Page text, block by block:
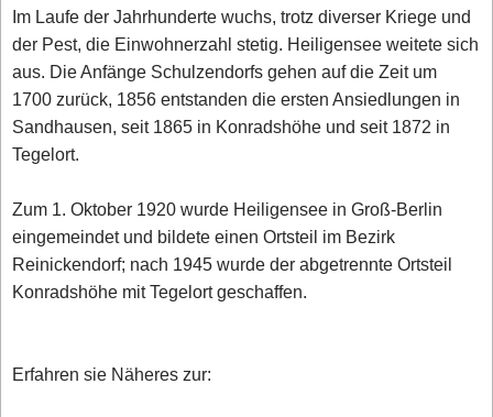
Im Laufe der Jahrhunderte wuchs, trotz diverser Kriege und
der Pest, die Einwohnerzahl stetig. Heiligensee weitete sich
aus. Die Anfänge Schulzendorfs gehen auf die Zeit um
1700 zurück, 1856 entstanden die ersten Ansiedlungen in
Sandhausen, seit 1865 in Konradshöhe und seit 1872 in
Tegelort.
Zum 1. Oktober 1920 wurde Heiligensee in Groß-Berlin
eingemeindet und bildete einen Ortsteil im Bezirk
Reinickendorf; nach 1945 wurde der abgetrennte Ortsteil
Konradshöhe mit Tegelort geschaffen.
Erfahren sie Näheres zur: